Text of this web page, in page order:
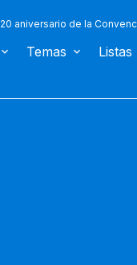
20 aniversario de la
Temas Listas